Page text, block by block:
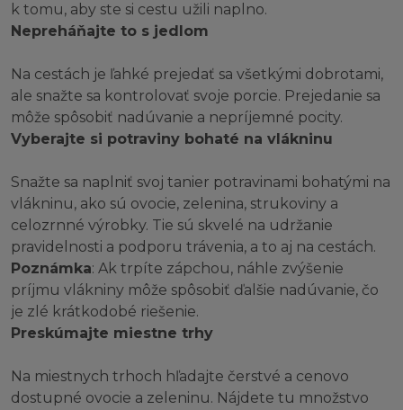
k tomu, aby ste si cestu užili naplno.
Nepreháňajte to s jedlom
Na cestách je ľahké prejedať sa všetkými dobrotami,
ale snažte sa kontrolovať svoje porcie. Prejedanie sa
môže spôsobiť nadúvanie a nepríjemné pocity.
Vyberajte si potraviny bohaté na vlákninu
Snažte sa naplniť svoj tanier potravinami bohatými na
vlákninu, ako sú ovocie, zelenina, strukoviny a
celozrnné výrobky. Tie sú skvelé na udržanie
pravidelnosti a podporu trávenia, a to aj na cestách.
Poznámka: Ak trpíte zápchou, náhle zvýšenie
príjmu vlákniny môže spôsobiť ďalšie nadúvanie, čo
je zlé krátkodobé riešenie.
Preskúmajte miestne trhy
Na miestnych trhoch hľadajte čerstvé a cenovo
dostupné ovocie a zeleninu. Nájdete tu množstvo